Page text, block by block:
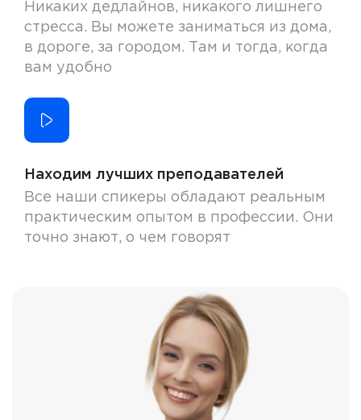
Никаких дедлайнов, никакого лишнего
стресса. Вы можете заниматься из дома,
в дороге, за городом. Там и тогда, когда
вам удобно
Находим лучших преподавателей
Все наши спикеры обладают реальным
практическим опытом в профессии. Они
точно знают, о чем говорят